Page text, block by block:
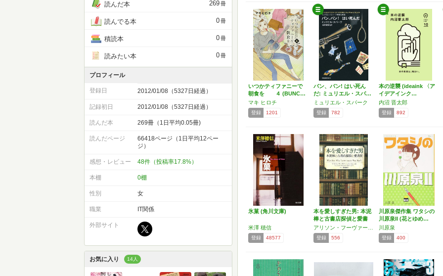
いつかティファニーで
朝食を ４ (BUNC…
マキ ヒロチ
登録 1201
バン、バン! はい死ん
だ: ミュリエル・スパ…
ミュリエル・スパーク
登録 782
本の逆襲 (ideaink 〈ア
イデアインク…
内沼 晋太郎
登録 892
氷菓 (角川文庫)
米澤 穂信
登録 48577
本を愛しすぎた男: 本泥
棒と古書店探偵と愛書
狂
登録 556
川原泉傑作集 ワタシの
川原泉II (花とゆめ…
川原泉
登録 400
読んだ本 269冊
読んでる本 0冊
積読本 0冊
読みたい本 0冊
プロフィール
登録日 2012/01/08（5327日経過）
記録初日 2012/01/08（5327日経過）
読んだ本 269冊（1日平均0.05冊)
読んだページ
66418ページ（1日平均12ペー
ジ）
感想・レビュー 48件（投稿率17.8%）
本棚 0棚
性別 女
職業 IT関係
外部サイト
お気に入り 14人